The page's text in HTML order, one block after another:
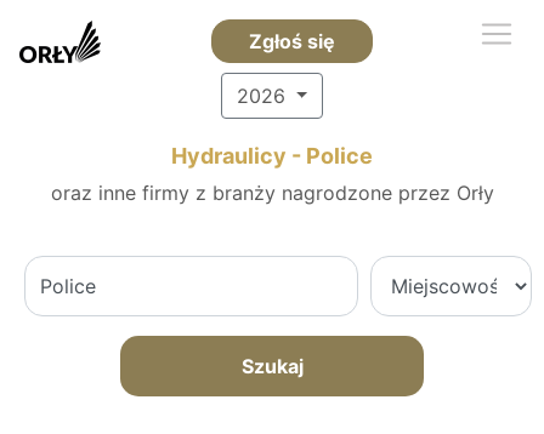
Zgłoś się
2026
Hydraulicy - Police
oraz inne firmy z branży nagrodzone przez Orły
Szukaj